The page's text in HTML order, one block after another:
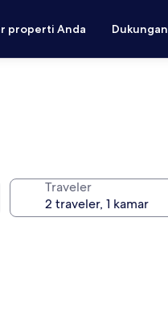
properti Anda Dukungan
Traveler